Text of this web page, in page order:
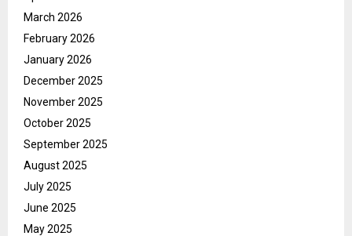
March 2026
February 2026
January 2026
December 2025
November 2025
October 2025
September 2025
August 2025
July 2025
June 2025
May 2025